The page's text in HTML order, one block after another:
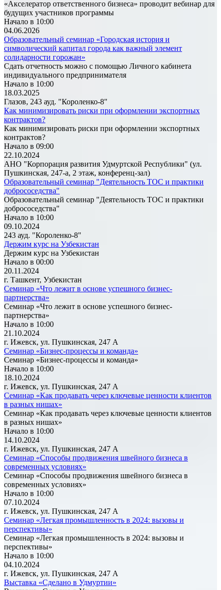
«Акселератор ответственного бизнеса» проводит вебинар для
будущих участников программы
Начало в 10:00
04.06.2026
Образовательный семинар «Городская история и
символический капитал города как важный элемент
солидарности горожан»
Сдать отчетность можно с помощью Личного кабинета
индивидуального предпринимателя
Начало в 10:00
18.03.2025
Глазов, 243 ауд. "Короленко-8"
Как минимизировать риски при оформлении экспортных
контрактов?
Как минимизировать риски при оформлении экспортных
контрактов?
Начало в 09:00
22.10.2024
АНО "Корпорация развития Удмуртской Республики" (ул.
Пушкинская, 247-а, 2 этаж, конференц-зал)
Образовательный семинар "Деятельность ТОС и практики
добрососедства"
Образовательный семинар "Деятельность ТОС и практики
добрососедства"
Начало в 10:00
09.10.2024
243 ауд. "Короленко-8"
Держим курс на Узбекистан
Держим курс на Узбекистан
Начало в 00:00
20.11.2024
г. Ташкент, Узбекистан
Семинар «Что лежит в основе успешного бизнес-
партнерства»
Семинар «Что лежит в основе успешного бизнес-
партнерства»
Начало в 10:00
21.10.2024
г. Ижевск, ул. Пушкинская, 247 А
Семинар «Бизнес-процессы и команда»
Семинар «Бизнес-процессы и команда»
Начало в 10:00
18.10.2024
г. Ижевск, ул. Пушкинская, 247 А
Семинар «Как продавать через ключевые ценности клиентов
в разных нишах»
Семинар «Как продавать через ключевые ценности клиентов
в разных нишах»
Начало в 10:00
14.10.2024
г. Ижевск, ул. Пушкинская, 247 А
Семинар «Способы продвижения швейного бизнеса в
современных условиях»
Семинар «Способы продвижения швейного бизнеса в
современных условиях»
Начало в 10:00
07.10.2024
г. Ижевск, ул. Пушкинская, 247 А
Семинар «Легкая промышленность в 2024: вызовы и
перспективы»
Семинар «Легкая промышленность в 2024: вызовы и
перспективы»
Начало в 10:00
04.10.2024
г. Ижевск, ул. Пушкинская, 247 А
Выставка «Сделано в Удмуртии»